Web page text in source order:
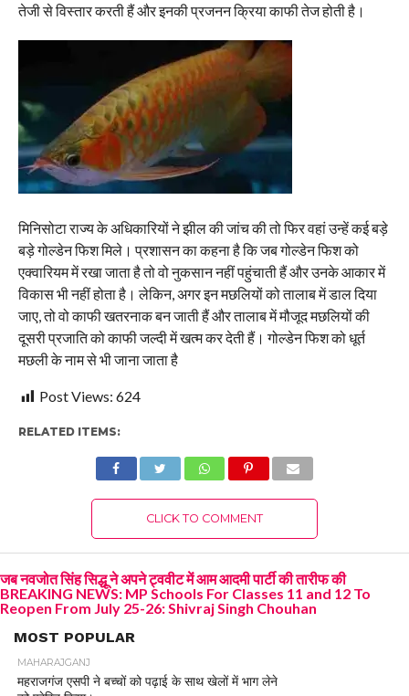
तेजी से विस्तार करती हैं और इनकी प्रजनन क्रिया काफी तेज होती है।
मिनिसोटा राज्य के अधिकारियों ने झील की जांच की तो फिर वहां उन्हें कई बड़े
बड़े गोल्डेन फिश मिले। प्रशासन का कहना है कि जब गोल्डेन फिश को
एक्वारियम में रखा जाता है तो वो नुकसान नहीं पहुंचाती हैं और उनके आकार में
विकास भी नहीं होता है। लेकिन, अगर इन मछलियों को तालाब में डाल दिया
जाए, तो वो काफी खतरनाक बन जाती हैं और तालाब में मौजूद मछलियों की
दूसरी प्रजाति को काफी जल्दी में खत्म कर देती हैं। गोल्डेन फिश को धूर्त
मछली के नाम से भी जाना जाता है
Post Views: 624
RELATED ITEMS:
CLICK TO COMMENT
जब नवजोत सिंह सिद्धू ने अपने ट्ववीट में आम आदमी पार्टी की तारीफ की
BREAKING NEWS: MP Schools For Classes 11 and 12 To
Reopen From July 25-26: Shivraj Singh Chouhan
MOST POPULAR
MAHARAJGANJ
महराजगंज एसपी ने बच्चों को पढ़ाई के साथ खेलों में भाग लेने